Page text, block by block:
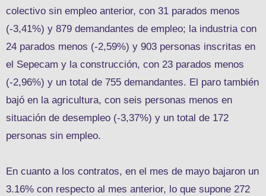
colectivo sin empleo anterior, con 31 parados menos
(-3,41%) y 879 demandantes de empleo; la industria con
24 parados menos (-2,59%) y 903 personas inscritas en
el Sepecam y la construcción, con 23 parados menos
(-2,96%) y un total de 755 demandantes. El paro también
bajó en la agricultura, con seis personas menos en
situación de desempleo (-3,37%) y un total de 172
personas sin empleo.
En cuanto a los contratos, en el mes de mayo bajaron un
3.16% con respecto al mes anterior, lo que supone 272